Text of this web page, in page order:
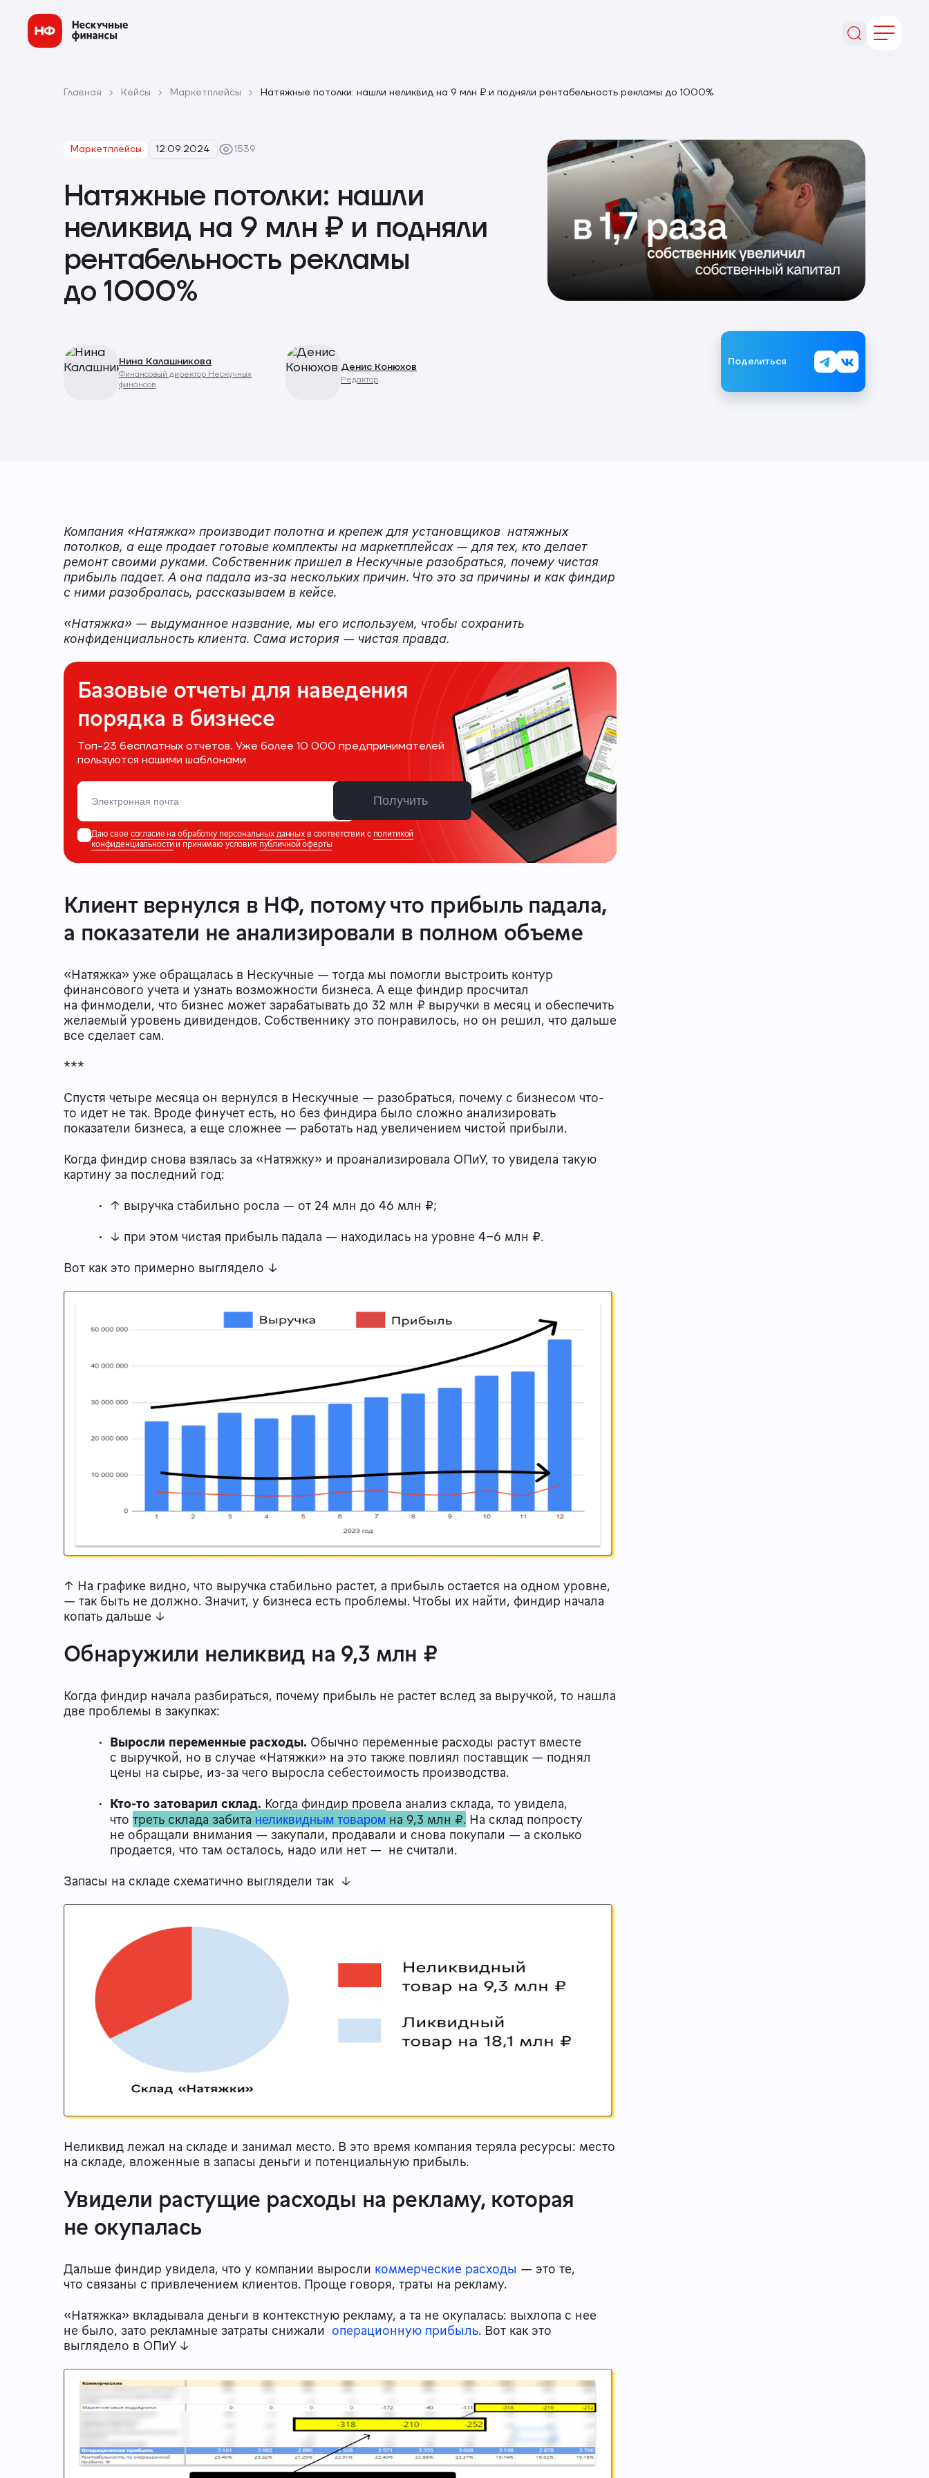
Главная Кейсы Маркетплейсы Натяжные потолки: нашли неликвид на 9 млн ₽ и подняли рентабельность рекламы до 1000%
Маркетплейсы 12.09.2024 1539
Натяжные потолки: нашли
неликвид на 9 млн ₽ и подняли
рентабельность рекламы
до 1000%
Нина Калашникова
Финансовый директор Нескучных
финансов
Денис Конюхов
Редактор
Поделиться
Компания «Натяжка» производит полотна и крепеж для установщиков натяжных
потолков, а еще продает готовые комплекты на маркетплейсах — для тех, кто делает
ремонт своими руками. Собственник пришел в Нескучные разобраться, почему чистая
прибыль падает. А она падала из-за нескольких причин. Что это за причины и как финдир
с ними разобралась, рассказываем в кейсе.
«Натяжка» — выдуманное название, мы его используем, чтобы сохранить
конфиденциальность клиента. Сама история — чистая правда.
Базовые отчеты для наведения
порядка в бизнесе
Топ-23 бесплатных отчетов. Уже более 10 000 предпринимателей
пользуются нашими шаблонами
Получить
Даю свое согласие на обработку персональных данных в соответствии с политикой
конфиденциальностии принимаю условияпубличной оферты
Клиент вернулся в НФ, потому что прибыль падала,
а показатели не анализировали в полном объеме
«Натяжка» уже обращалась в Нескучные — тогда мы помогли выстроить контур
финансового учета и узнать возможности бизнеса. А еще финдир просчитал
на финмодели, что бизнес может зарабатывать до 32 млн ₽ выручки в месяц и обеспечить
желаемый уровень дивидендов. Собственнику это понравилось, но он решил, что дальше
все сделает сам.
***
Спустя четыре месяца он вернулся в Нескучные — разобраться, почему с бизнесом что-
то идет не так. Вроде финучет есть, но без финдира было сложно анализировать
показатели бизнеса, а еще сложнее — работать над увеличением чистой прибыли.
Когда финдир снова взялась за «Натяжку» и проанализировала ОПиУ, то увидела такую
картину за последний год:
↑ выручка стабильно росла — от 24 млн до 46 млн ₽;
↓ при этом чистая прибыль падала — находилась на уровне 4–6 млн ₽.
Вот как это примерно выглядело ↓
↑ На графике видно, что выручка стабильно растет, а прибыль остается на одном уровне,
— так быть не должно. Значит, у бизнеса есть проблемы. Чтобы их найти, финдир начала
копать дальше ↓
Обнаружили неликвид на 9,3 млн ₽
Когда финдир начала разбираться, почему прибыль не растет вслед за выручкой, то нашла
две проблемы в закупках:
Выросли переменные расходы. Обычно переменные расходы растут вместе
с выручкой, но в случае «Натяжки» на это также повлиял поставщик — поднял
цены на сырье, из-за чего выросла себестоимость производства.
Кто-то затоварил склад. Когда финдир провела анализ склада, то увидела,
что треть склада забита неликвидным товаром на 9,3 млн ₽. На склад попросту
не обращали внимания — закупали, продавали и снова покупали — а сколько
продается, что там осталось, надо или нет — не считали.
Запасы на складе схематично выглядели так ↓
Неликвид лежал на складе и занимал место. В это время компания теряла ресурсы: место
на складе, вложенные в запасы деньги и потенциальную прибыль.
Увидели растущие расходы на рекламу, которая
не окупалась
Дальше финдир увидела, что у компании выросли коммерческие расходы — это те,
что связаны с привлечением клиентов. Проще говоря, траты на рекламу.
«Натяжка» вкладывала деньги в контекстную рекламу, а та не окупалась: выхлопа с нее
не было, зато рекламные затраты снижали операционную прибыль. Вот как это
выглядело в ОПиУ ↓